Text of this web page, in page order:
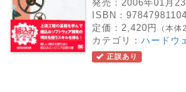
発売： 2006年01月23
ISBN：
定価： 2,420円 （本
カテゴリ： ハードウ
正誤あり